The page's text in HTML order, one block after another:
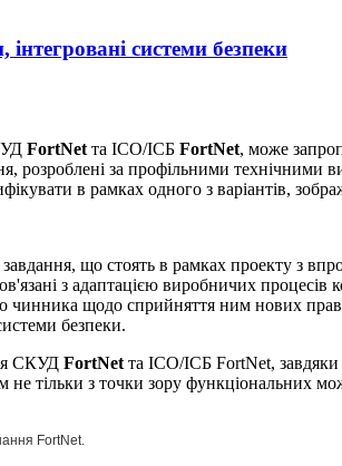
системи безпеки
FortNet та ІСО/ІСБ FortNet, може
розроблені за профільними
в рамках одного з варіантів,
що стоять в рамках проекту з
з адаптацією виробничих
чинника щодо сприйняття ним нових
безпеки.
СКУД FortNet та ІСО/ІСБ FortNet, завдяки
тільки з точки зору функціональних
FortNet.